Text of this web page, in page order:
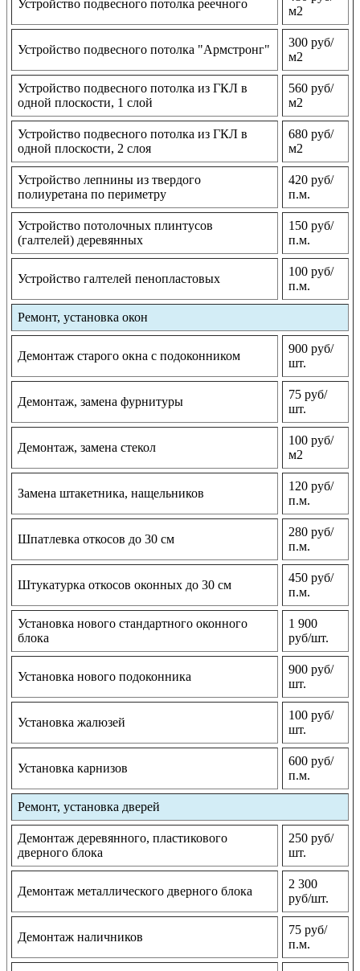
Устройство подвесного потолка реечного
м2
Устройство подвесного потолка "Армстронг"
300 руб/
м2
Устройство подвесного потолка из ГКЛ в
одной плоскости, 1 слой
560 руб/
м2
Устройство подвесного потолка из ГКЛ в
одной плоскости, 2 слоя
680 руб/
м2
Устройство лепнины из твердого
полиуретана по периметру
420 руб/
п.м.
Устройство потолочных плинтусов
(галтелей) деревянных
150 руб/
п.м.
Устройство галтелей пенопластовых
100 руб/
п.м.
Ремонт, установка окон
Демонтаж старого окна с подоконником
900 руб/
шт.
Демонтаж, замена фурнитуры
75 руб/
шт.
Демонтаж, замена стекол
100 руб/
м2
Замена штакетника, нащельников
120 руб/
п.м.
Шпатлевка откосов до 30 см
280 руб/
п.м.
Штукатурка откосов оконных до 30 см
450 руб/
п.м.
Установка нового стандартного оконного
блока
1 900
руб/шт.
Установка нового подоконника
900 руб/
шт.
Установка жалюзей
100 руб/
шт.
Установка карнизов
600 руб/
п.м.
Ремонт, установка дверей
Демонтаж деревянного, пластикового
дверного блока
250 руб/
шт.
Демонтаж металлического дверного блока
2 300
руб/шт.
Демонтаж наличников
75 руб/
п.м.